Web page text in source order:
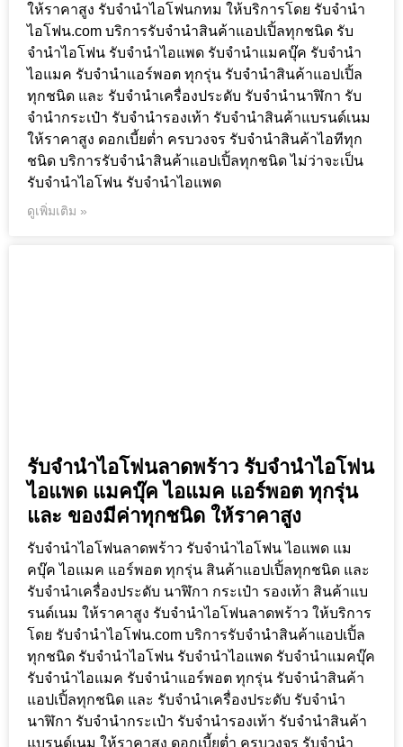
ให้ราคาสูง รับจำนำไอโฟนกทม ให้บริการโดย รับจํานํา
ไอโฟน.com บริการรับจำนำสินค้าแอปเปิ้ลทุกชนิด รับ
จำนำไอโฟน รับจำนำไอแพด รับจำนำแมคบุ๊ค รับจำนำ
ไอแมค รับจำนำแอร์พอต ทุกรุ่น รับจำนำสินค้าแอปเปิ้ล
ทุกชนิด และ รับจำนำเครื่องประดับ รับจำนำนาฬิกา รับ
จำนำกระเป๋า รับจำนำรองเท้า รับจำนำสินค้าแบรนด์เนม
ให้ราคาสูง ดอกเบี้ยต่ำ ครบวงจร รับจำนำสินค้าไอทีทุก
ชนิด บริการรับจำนำสินค้าแอปเปิ้ลทุกชนิด ไม่ว่าจะเป็น
รับจำนำไอโฟน รับจำนำไอแพด
ดูเพิ่มเติม »
รับจำนำไอโฟนลาดพร้าว รับจำนำไอโฟน
ไอแพด แมคบุ๊ค ไอแมค แอร์พอต ทุกรุ่น
และ ของมีค่าทุกชนิด ให้ราคาสูง
รับจำนำไอโฟนลาดพร้าว รับจำนำไอโฟน ไอแพด แม
คบุ๊ค ไอแมค แอร์พอต ทุกรุ่น สินค้าแอปเปิ้ลทุกชนิด และ
รับจำนำเครื่องประดับ นาฬิกา กระเป๋า รองเท้า สินค้าแบ
รนด์เนม ให้ราคาสูง รับจำนำไอโฟนลาดพร้าว ให้บริการ
โดย รับจํานําไอโฟน.com บริการรับจำนำสินค้าแอปเปิ้ล
ทุกชนิด รับจำนำไอโฟน รับจำนำไอแพด รับจำนำแมคบุ๊ค
รับจำนำไอแมค รับจำนำแอร์พอต ทุกรุ่น รับจำนำสินค้า
แอปเปิ้ลทุกชนิด และ รับจำนำเครื่องประดับ รับจำนำ
นาฬิกา รับจำนำกระเป๋า รับจำนำรองเท้า รับจำนำสินค้า
แบรนด์เนม ให้ราคาสูง ดอกเบี้ยต่ำ ครบวงจร รับจำนำ